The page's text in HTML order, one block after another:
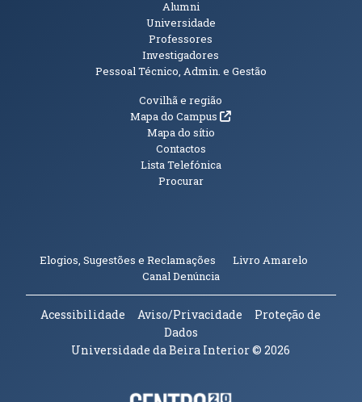
Alumni
Universidade
Professores
Investigadores
Pessoal Técnico, Admin. e Gestão
Informações Adicionais
Covilhã e região
Mapa do Campus(abre em nova janela)
Mapa do sítio
Contactos
Lista Telefónica
Procurar
Elogios, Sugestões e Reclamações Livro Amarelo
Canal Denúncia(abre em nova janela)
Acessibilidade Aviso/Privacidade
Proteção de
Dados
Universidade da Beira Interior© 2026